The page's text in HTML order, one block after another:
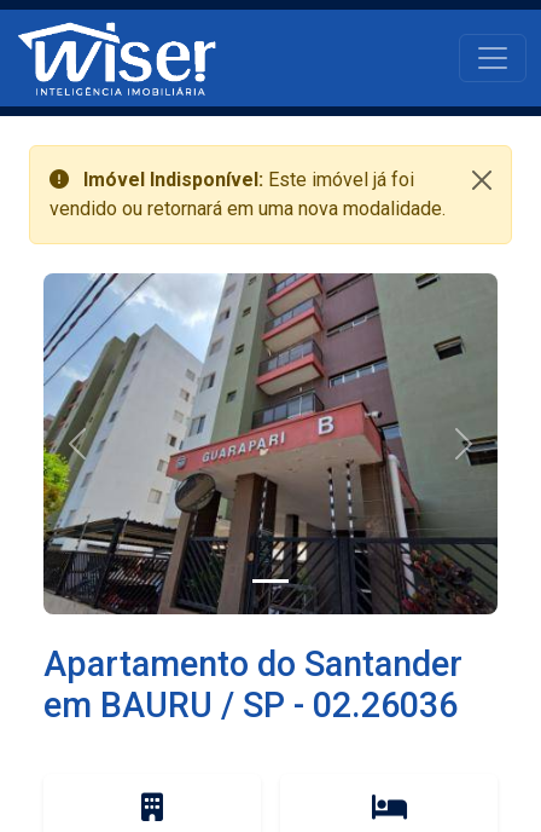
Pular para o conteúdo principal
Main
Imóvel Indisponível: Este imóvel já foi
vendido ou retornará em uma nova modalidade.
Anterior Próximo
Apartamento do Santander
em BAURU / SP - 02.26036